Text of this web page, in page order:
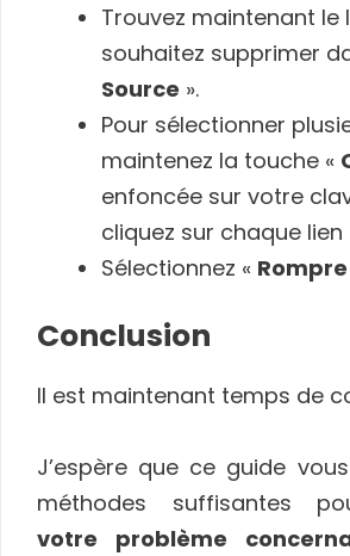
Trouvez maintenant le
souhaitez supprimer
Source ».
Pour sélectionner
maintenez la touche «
enfoncée sur votre
cliquez sur chaque
Sélectionnez «
Conclusion
Il est maintenant temps de
J’espère que ce guide
méthodes suffisantes
votre problème